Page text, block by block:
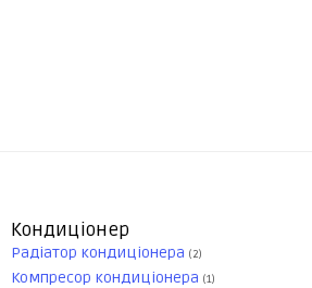
Кондиціонер
Радіатор кондиціонера (2)
Компресор кондиціонера (1)